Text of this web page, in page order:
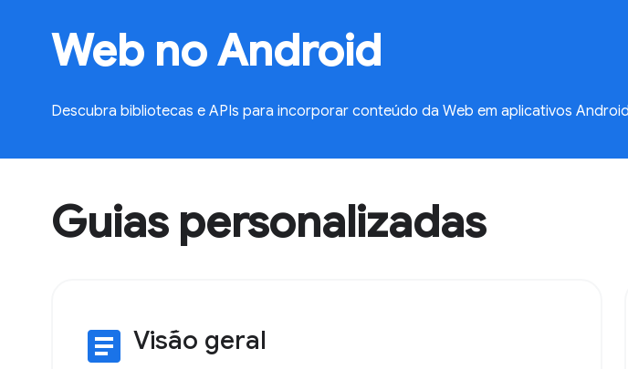
Web no Android
Descubra bibliotecas e APIs para incorporar conteúdo da Web em aplicativos
Guias personalizadas
article Visão geral